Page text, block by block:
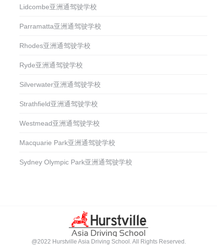
Lidcombe亚洲通驾驶学校
Parramatta亚洲通驾驶学校
Rhodes亚洲通驾驶学校
Ryde亚洲通驾驶学校
Silverwater亚洲通驾驶学校
Strathfield亚洲通驾驶学校
Westmead亚洲通驾驶学校
Macquarie Park亚洲通驾驶学校
Sydney Olympic Park亚洲通驾驶学校
@2022 Hurstville Asia Driving School. All Rights Reserved.